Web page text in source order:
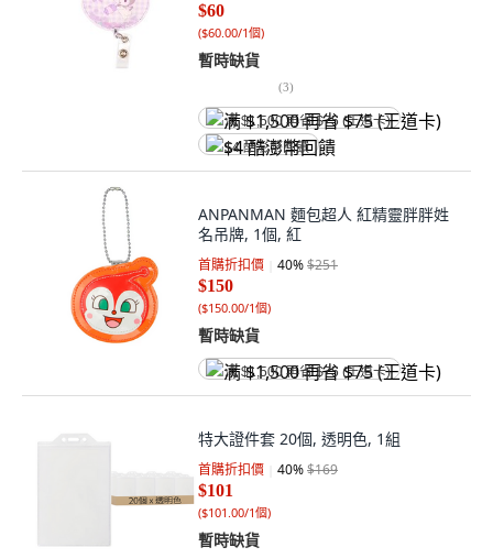
$60
($60.00/1個)
暫時缺貨
(3)
满 $1,500 再省 $75 (王道卡)
$4 酷澎幣回饋
ANPANMAN 麵包超人 紅精靈胖胖姓
名吊牌, 1個, 紅
首購折扣價 40%$251
$150
($150.00/1個)
暫時缺貨
满 $1,500 再省 $75 (王道卡)
特大證件套 20個, 透明色, 1組
首購折扣價 40%$169
$101
($101.00/1個)
暫時缺貨